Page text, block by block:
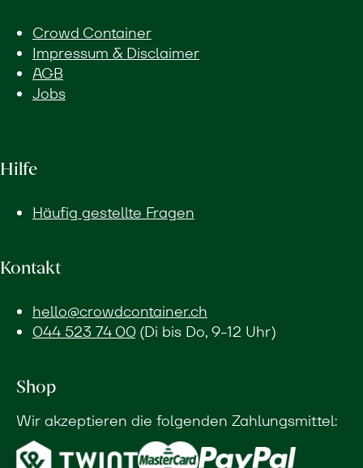
Crowd Container
Impressum & Disclaimer
AGB
Jobs
Hilfe
Häufig gestellte Fragen
Kontakt
hello@crowdcontainer.ch
044 523 74 00(Di bis Do, 9-12 Uhr)
Shop
Wir akzeptieren die folgenden Zahlungsmittel: